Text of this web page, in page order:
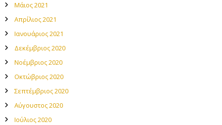
Μάιος 2021
Απρίλιος 2021
Ιανουάριος 2021
Δεκέμβριος 2020
Νοέμβριος 2020
Οκτώβριος 2020
Σεπτέμβριος 2020
Αύγουστος 2020
Ιούλιος 2020